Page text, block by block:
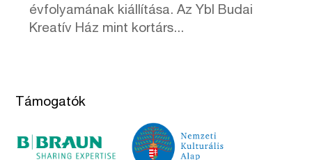
évfolyamának kiállítása. Az Ybl Budai
Kreatív Ház mint kortárs...
Támogatók